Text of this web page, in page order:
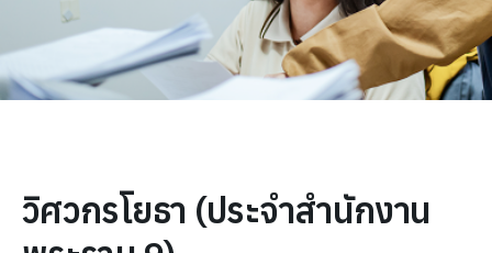
วิศวกรโยธา (ประจำสำนักงาน